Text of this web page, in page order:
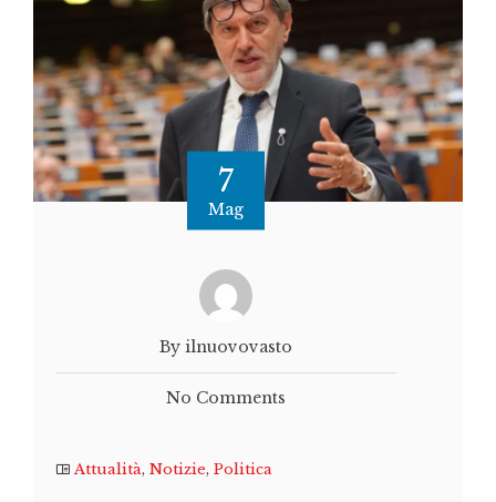
7
Mag
By ilnuovovasto
No Comments
Attualità, Notizie, Politica